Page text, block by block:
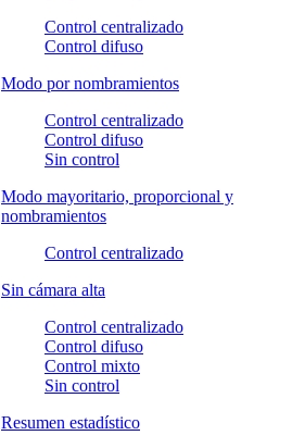
Control centralizado
Control difuso
Modo por nombramientos
Control centralizado
Control difuso
Sin control
Modo mayoritario, proporcional y
nombramientos
Control centralizado
Sin cámara alta
Control centralizado
Control difuso
Control mixto
Sin control
Resumen estadístico